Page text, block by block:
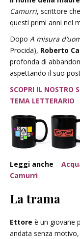
Camurri, scrittore
questi primi anni nel
Dopo A misura
Procida), Roberto
profonda di
aspettando il suo
SCOPRI IL NOSTRO
TEMA LETTERARIO
Leggi anche –
Camurri
La trama
Ettore è un giovane
andata senza